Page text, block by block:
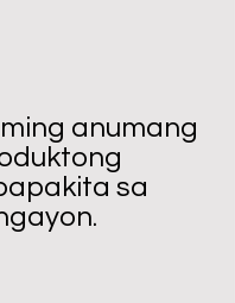
anumang
sa